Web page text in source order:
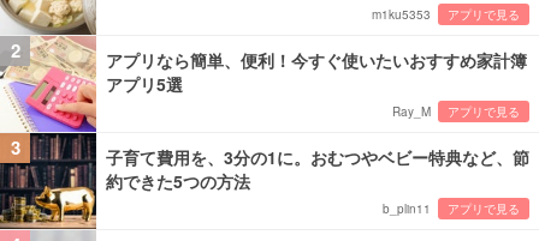
m1ku5353 アプリで見る
2
アプリなら簡単、便利！今すぐ使いたいおすすめ家計簿
アプリ5選
Ray_M アプリで見る
3
子育て費用を、3分の1に。おむつやベビー特典など、節
約できた5つの方法
b_plin11 アプリで見る